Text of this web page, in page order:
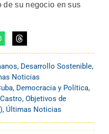
de su negocio en sus
, Desarrollo Sostenible,
Noticias
, Democracia y Política,
, Objetivos de
, Últimas Noticias